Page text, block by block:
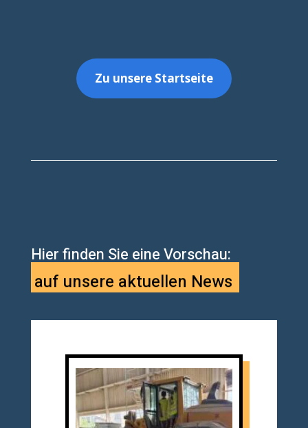
Zu unsere Startseite
Hier finden Sie eine Vorschau: